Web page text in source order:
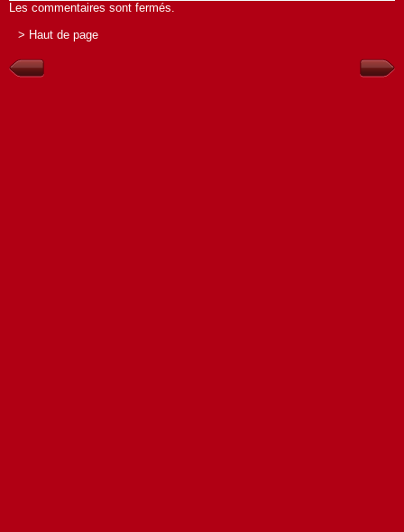
Les commentaires sont fermés.
> Haut de page